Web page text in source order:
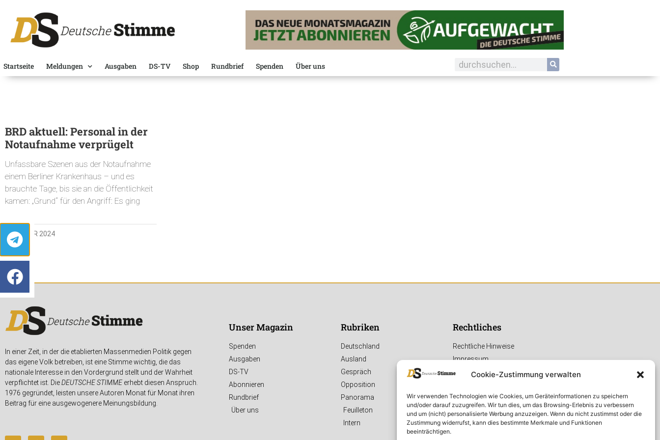
Cookie-Zustimmung verwalten
Wir verwenden Technologien wie Cookies, um Geräteinformationen zu speichern
und/oder darauf zuzugreifen. Wir tun dies, um das Browsing-Erlebnis zu verbessern
und um (nicht) personalisierte Werbung anzuzeigen. Wenn du nicht zustimmst oder die
Zustimmung widerrufst, kann dies bestimmte Merkmale und Funktionen
beeinträchtigen.
Startseite Meldungen Ausgaben DS-TV Shop Rundbrief Spenden Über uns
BRD aktuell: Personal in der
Notaufnahme verprügelt
Unfassbare Szenen aus der Notaufnahme
einem Berliner Krankenhaus – und es
brauchte Tage, bis sie an die Öffentlichkeit
kamen: „Grund“ für den Angriff: Es ging
5. JANUAR 2024
In einer Zeit, in der die etablierten Massenmedien Politik gegen
das eigene Volk betreiben, ist eine Stimme wichtig, die das
nationale Interesse in den Vordergrund stellt und der Wahrheit
verpflichtet ist. DieDEUTSCHE STIMMEerhebt diesen Anspruch.
1976 gegründet, leisten unsere Autoren Monat für Monat ihren
Beitrag für eine ausgewogenere Meinungsbildung.
Unser Magazin
Spenden
Ausgaben
DS-TV
Abonnieren
Rundbrief
Über uns
Rubriken
Deutschland
Ausland
Gespräch
Opposition
Panorama
Feuilleton
Intern
Rechtliches
Rechtliche Hinweise
Impressum
Datenschutzerklärung